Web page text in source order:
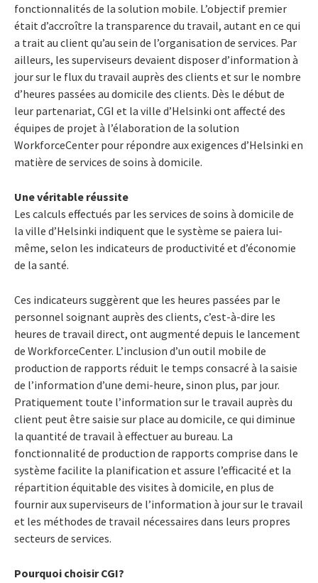
fonctionnalités de la solution mobile. L’objectif premier
était d’accroître la transparence du travail, autant en ce qui
a trait au client qu’au sein de l’organisation de services. Par
ailleurs, les superviseurs devaient disposer d’information à
jour sur le flux du travail auprès des clients et sur le nombre
d’heures passées au domicile des clients. Dès le début de
leur partenariat, CGI et la ville d’Helsinki ont affecté des
équipes de projet à l’élaboration de la solution
WorkforceCenter pour répondre aux exigences d’Helsinki en
matière de services de soins à domicile.
Une véritable réussite
Les calculs effectués par les services de soins à domicile de
la ville d’Helsinki indiquent que le système se paiera lui-
même, selon les indicateurs de productivité et d’économie
de la santé.
Ces indicateurs suggèrent que les heures passées par le
personnel soignant auprès des clients, c’est-à-dire les
heures de travail direct, ont augmenté depuis le lancement
de WorkforceCenter. L’inclusion d’un outil mobile de
production de rapports réduit le temps consacré à la saisie
de l’information d’une demi-heure, sinon plus, par jour.
Pratiquement toute l’information sur le travail auprès du
client peut être saisie sur place au domicile, ce qui diminue
la quantité de travail à effectuer au bureau. La
fonctionnalité de production de rapports comprise dans le
système facilite la planification et assure l’efficacité et la
répartition équitable des visites à domicile, en plus de
fournir aux superviseurs de l’information à jour sur le travail
et les méthodes de travail nécessaires dans leurs propres
secteurs de services.
Pourquoi choisir CGI?